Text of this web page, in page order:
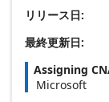
リリース日:
最終更新日:
Assigning
Microsoft